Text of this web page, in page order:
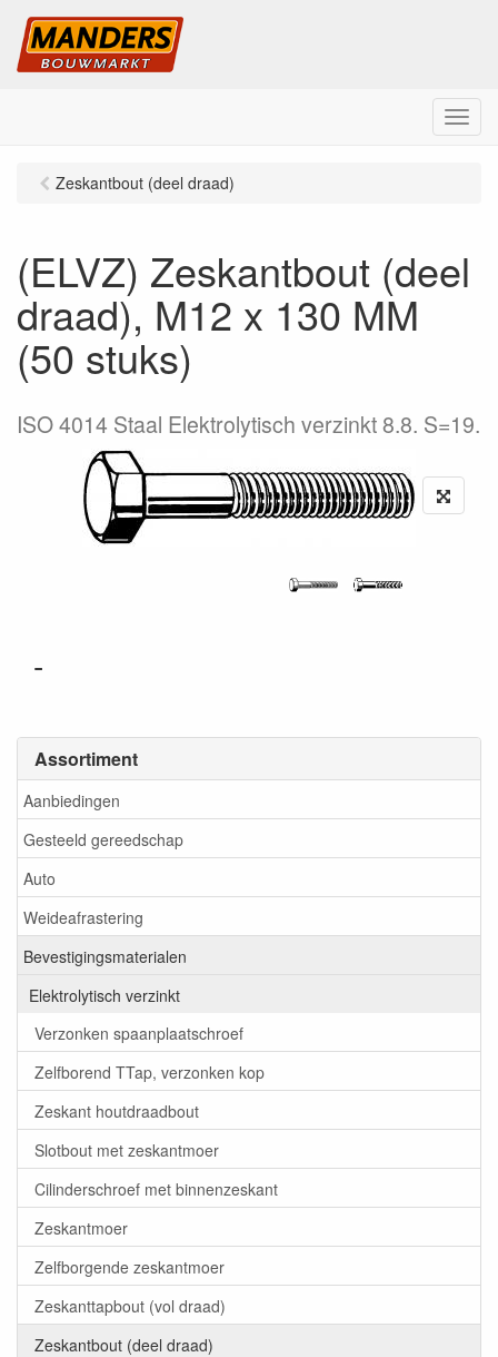
M
e
Assortiment
Aanbiedingen
Gesteeld gereedschap
Auto
Weideafrastering
Bevestigingsmaterialen
Elektrolytisch verzinkt
Verzonken spaanplaatschroef
Zelfborend TTap, verzonken kop
Zeskant houtdraadbout
Slotbout met zeskantmoer
Cilinderschroef met binnenzeskant
Zeskantmoer
Zelfborgende zeskantmoer
Zeskanttapbout (vol draad)
Zeskantbout (deel draad)
Zeskantbout (deel draad)
(ELVZ) Zeskantbout (deel
draad), M12 x 130 MM
(50 stuks)
ISO 4014 Staal Elektrolytisch verzinkt 8.8. S=19.
-